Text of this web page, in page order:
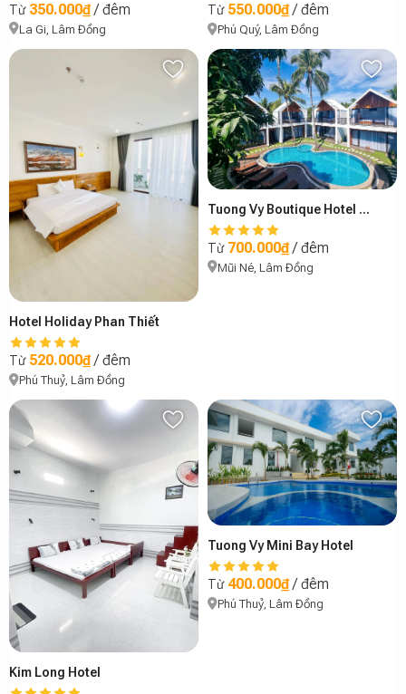
Từ 350.000₫/ đêm
La Gi, Lâm Đồng
Từ 550.000₫/ đêm
Phú Quý, Lâm Đồng
Hotel Holiday Phan Thiết
Từ 520.000₫/ đêm
Phú Thuỷ, Lâm Đồng
Tuong Vy Boutique Hotel Mui Ne
Từ 700.000₫/ đêm
Mũi Né, Lâm Đồng
Kim Long Hotel
Tuong Vy Mini Bay Hotel
Từ 400.000₫/ đêm
Phú Thuỷ, Lâm Đồng